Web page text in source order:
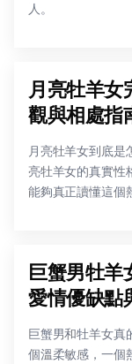
人。
月亮牡羊女
觀與相處指
月亮牡羊女到底是
亮牡羊女的真實性
能夠真正讀懂這個
巨蟹男牡羊
愛情優缺點
巨蟹男和牡羊女真
個溫柔敏感，一個